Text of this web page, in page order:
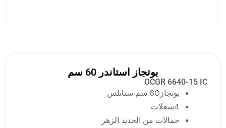
بوتجاز استاندر 60 سم
OCGR 6640-15 IC
بوتجاز60 سم ستانلس
4شعلات
حمالات من الحديد الزهر